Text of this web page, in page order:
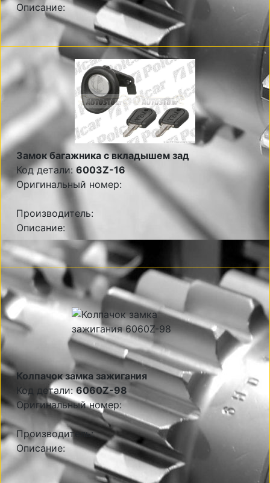
Описание:
Замок багажника с вкладышем зад
Код детали: 6003Z-16
Оригинальный номер:
Производитель:
Описание:
Колпачок замка зажигания
Код детали:6060Z-98
Оригинальный номер:
Производитель:
Описание: